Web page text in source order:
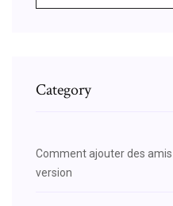
Category
Comment ajouter des
version